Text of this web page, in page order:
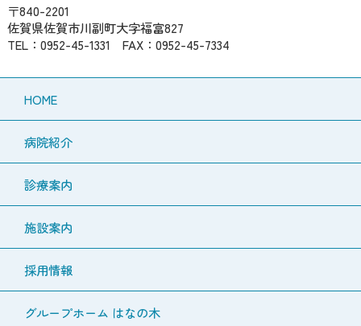
〒840-2201
佐賀県佐賀市川副町大字福富827
TEL：0952-45-1331 FAX：0952-45-7334
HOME
病院紹介
診療案内
施設案内
採用情報
グループホーム はなの木